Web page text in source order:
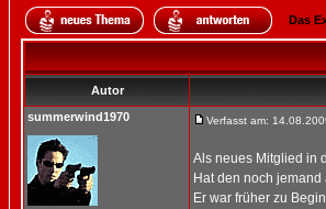
Das
Autor
summerwind1970
Verfasst am:
Als neues Mitglied in
Hat den noch
Er war früher zu